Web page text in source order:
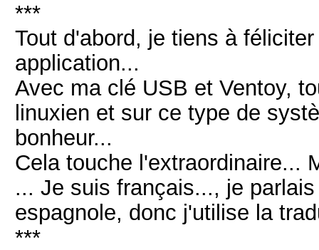
***
Tout d'abord, je tiens à
application...
Avec ma clé USB et Ventoy,
linuxien et sur ce type de
bonheur...
Cela touche l'extraordinaire...
... Je suis français..., je
espagnole, donc j'utilise la
***